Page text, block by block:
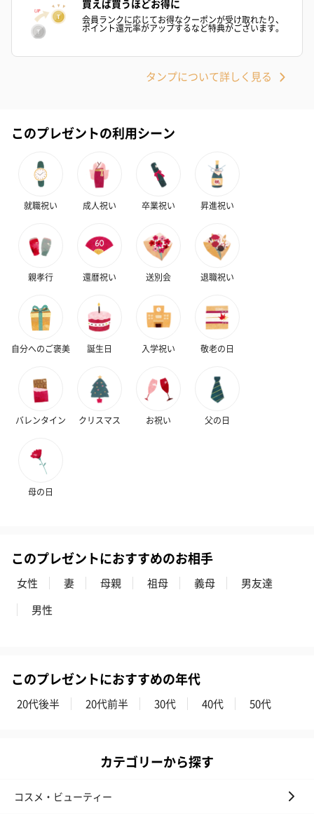
買えば買うほどお得に
会員ランクに応じてお得なクーポンが受け取れたり、
ポイント還元率がアップするなど特典がございます。
タンプについて詳しく見る
このプレゼントの利用シーン
就職祝い 成人祝い 卒業祝い 昇進祝い
親孝行 還暦祝い 送別会 退職祝い
自分へのご褒美 誕生日 入学祝い 敬老の日
バレンタイン クリスマス お祝い 父の日
母の日
このプレゼントにおすすめのお相手
女性 妻 母親 祖母 義母
男友達
男性
このプレゼントにおすすめの年代
20代後半 20代前半 30代 40代 50代
カテゴリーから探す
コスメ・ビューティー